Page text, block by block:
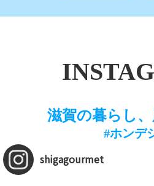
滋賀の暮らし、
#ホンデ
shigagourmet